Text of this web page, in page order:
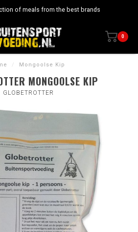
of meals from the best brands
0
/ Mongoolse Kip
MONGOOLSE KIP
GLOBETROTTER